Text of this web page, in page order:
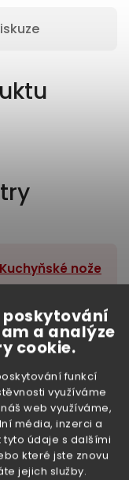
a analýze
cookie.
funkcí
využíváme
web využíváme,
média, inzerci a
údaje s dalšími
které jste znovu
jejich služby.
Kuchyňské nože
6944625201500